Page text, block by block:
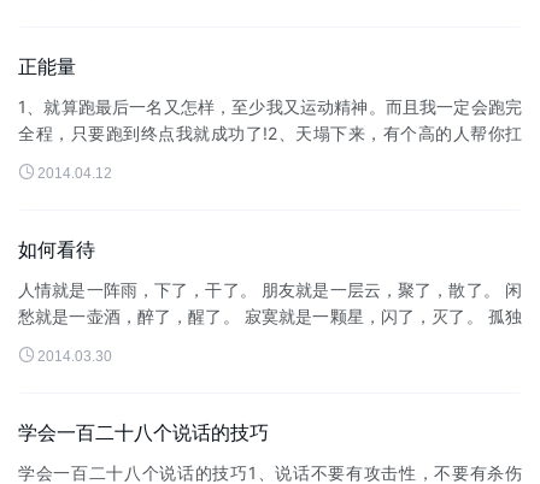
正能量
1、就算跑最后一名又怎样，至少我又运动精神。而且我一定会跑完
全程，只要跑到终点我就成功了!2、天塌下来，有个高的人帮你扛
着，可是你能保证，天塌下来的时候，个儿高的人没在弯腰吗?之
后，还不是得靠自己!3...
 2014.04.12
如何看待
人情就是一阵雨，下了，干了。 朋友就是一层云，聚了，散了。 闲
愁就是一壶酒，醉了，醒了。 寂寞就是一颗星，闪了，灭了。 孤独
就是一轮月，升了，落了。 死亡就是一场梦，累了，睡了。 从生到
死有多远?呼吸...
 2014.03.30
学会一百二十八个说话的技巧
学会一百二十八个说话的技巧1、说话不要有攻击性，不要有杀伤